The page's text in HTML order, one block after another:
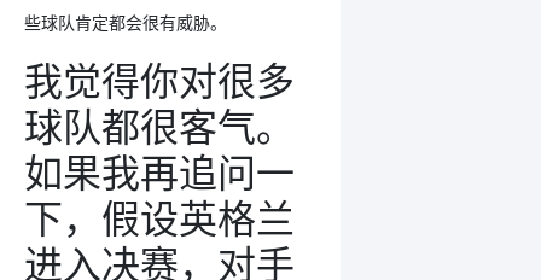
些球队肯定都会很有威胁。
我觉得你对很多
球队都很客气。
如果我再追问一
下，假设英格兰
进入决赛，对手